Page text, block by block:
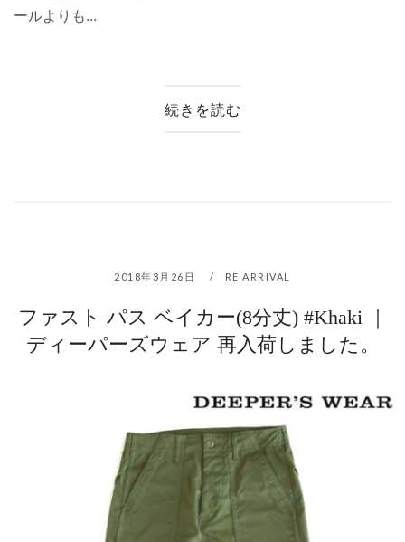
ールよりも...
続きを読む
2018年3月26日 RE ARRIVAL
ファスト パス ベイカー(8分丈) #Khaki ｜
ディーパーズウェア 再入荷しました。